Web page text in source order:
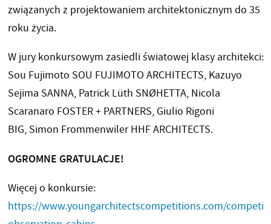
związanych z projektowaniem architektonicznym do 35
roku życia.
W jury konkursowym zasiedli światowej klasy architekci:
Sou Fujimoto SOU FUJIMOTO ARCHITECTS, Kazuyo
Sejima SANNA, Patrick Lüth SNØHETTA, Nicola
Scaranaro FOSTER + PARTNERS, Giulio Rigoni
BIG, Simon Frommenwiler HHF ARCHITECTS.
OGROMNE GRATULACJE!
Więcej o konkursie:
https://www.youngarchitectscompetitions.com/